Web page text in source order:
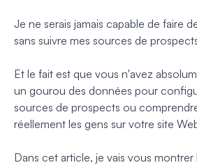
Je ne serais jamais capable de faire
sans suivre mes sources de
Et le fait est que vous n'avez
un gourou des données pour
sources de prospects ou
réellement les gens sur votre site
Dans cet article, je vais vous